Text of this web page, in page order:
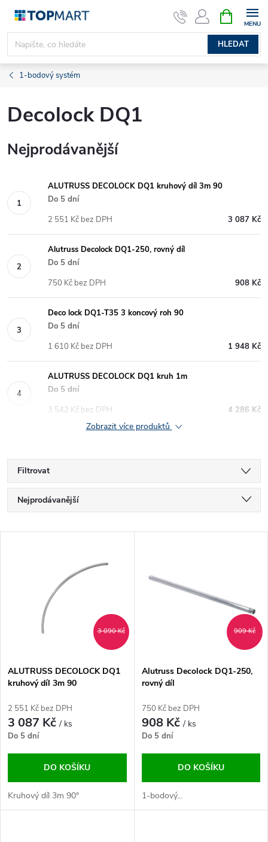
Přejít
obsah
HLEDAT
NÁKUPNÍ
KOŠÍK
1-bodový systém
Decolock DQ1
Nejprodávanější
ALUTRUSS DECOLOCK DQ1 kruhový díl 3m 90
Do 5 dní
3 087 Kč
2 551 Kč bez DPH
Alutruss Decolock DQ1-250, rovný díl
Do 5 dní
908 Kč
750 Kč bez DPH
Deco lock DQ1-T35 3 koncový roh 90
Do 5 dní
1 948 Kč
1 610 Kč bez DPH
ALUTRUSS DECOLOCK DQ1 kruh 1m
Do 5 dní
4 286 Kč
3 542 Kč bez DPH
Zobrazit více produktů
Filtrovat
Ř
a
p
r
o
u
Nejprodávanější
s
p
r
o
d
u
3 090 Kč
ALUTRUSS DECOLOCK DQ1
kruhový díl 3m 90
2 551 Kč bez DPH
3 087 Kč/ ks
Do 5 dní
DO KOŠÍKU
Kruhový díl 3m 90°
909 Kč
Alutruss Decolock DQ1-250,
rovný díl
750 Kč bez DPH
908 Kč/ ks
Do 5 dní
DO KOŠÍKU
1-bodový...